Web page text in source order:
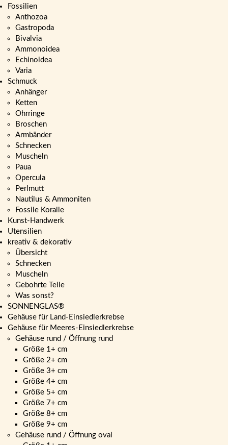
Fossilien
Anthozoa
Gastropoda
Bivalvia
Ammonoidea
Echinoidea
Varia
Schmuck
Anhänger
Ketten
Ohrringe
Broschen
Armbänder
Schnecken
Muscheln
Paua
Opercula
Perlmutt
Nautilus & Ammoniten
Fossile Koralle
Kunst-Handwerk
Utensilien
kreativ & dekorativ
Übersicht
Schnecken
Muscheln
Gebohrte Teile
Was sonst?
SONNENGLAS®
Gehäuse für Land-Einsiedlerkrebse
Gehäuse für Meeres-Einsiedlerkrebse
Gehäuse rund / Öffnung rund
Größe 1+ cm
Größe 2+ cm
Größe 3+ cm
Größe 4+ cm
Größe 5+ cm
Größe 7+ cm
Größe 8+ cm
Größe 9+ cm
Gehäuse rund / Öffnung oval